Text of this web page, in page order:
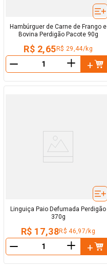
Hambúrguer de Carne de Frango e
Bovina Perdigão Pacote 90g
R$ 2,65 R$ 29,44/kg
＋
Linguiça Paio Defumada Perdigão
370g
R$ 17,38R$ 46,97/kg
＋